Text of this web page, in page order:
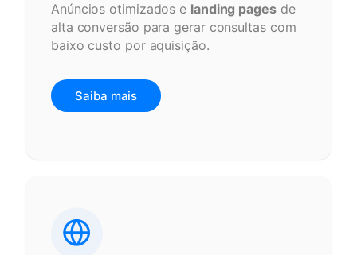
Anúncios otimizados e landing pagesde
alta conversão para gerar consultas com
baixo custo por aquisição.
Saiba mais